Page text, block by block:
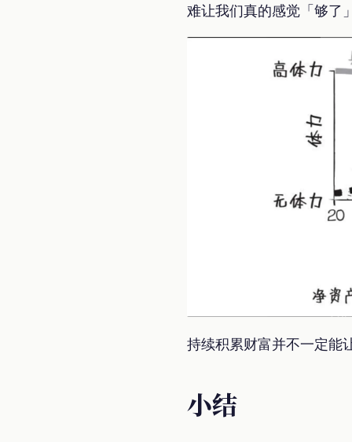
难让我们真的感觉「够了
持续积累财富并不一定能
小结